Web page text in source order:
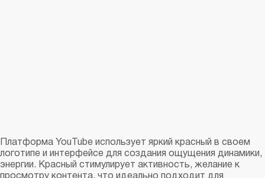
Платформа YouTube использует яркий красный в своем
логотипе и интерфейсе для создания ощущения динамики,
энергии. Красный стимулирует активность, желание к